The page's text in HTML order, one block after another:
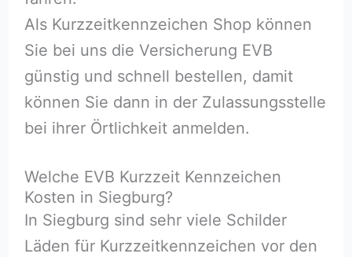
Als Kurzzeitkennzeichen Shop können
Sie bei uns die Versicherung EVB
günstig und schnell bestellen, damit
können Sie dann in der Zulassungsstelle
bei ihrer Örtlichkeit anmelden.
Welche EVB Kurzzeit Kennzeichen
Kosten in Siegburg?
In Siegburg sind sehr viele Schilder
Läden für Kurzzeitkennzeichen vor den